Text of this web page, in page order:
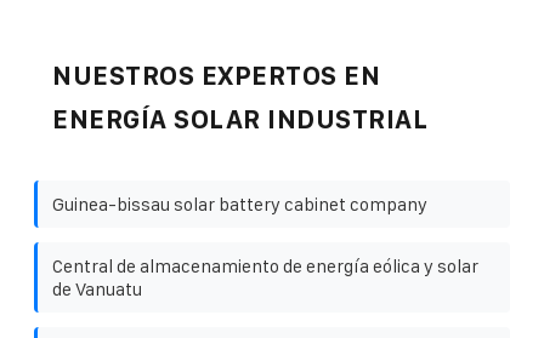
NUESTROS EXPERTOS EN
ENERGÍA SOLAR INDUSTRIAL
Guinea-bissau solar battery cabinet company
Central de almacenamiento de energía eólica y solar
de Vanuatu